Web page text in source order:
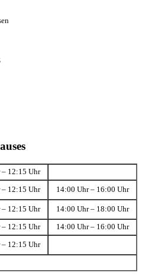
12:15 Uhr
12:15 Uhr 14:00 Uhr – 16:00 Uhr
12:15 Uhr 14:00 Uhr – 18:00 Uhr
12:15 Uhr 14:00 Uhr – 16:00 Uhr
12:15 Uhr